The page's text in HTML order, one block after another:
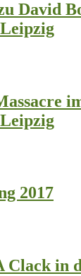
David
2017
Clack in